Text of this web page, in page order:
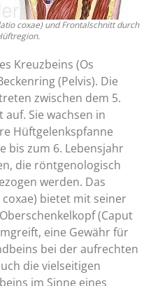
coxae) und Frontalschnitt durch
Kreuzbeins (Os
(Pelvis). Die
zwischen dem 5.
Sie wachsen in
Hüftgelenkspfanne
bis zum 6. Lebensjahr
die röntgenologisch
werden. Das
bietet mit seiner
(Caput
eine Gewähr für
bei der aufrechten
die vielseitigen
im Sinne eines